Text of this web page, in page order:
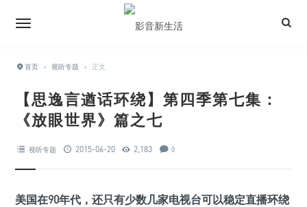
首页 › 视听专题 › 正文
【思逸言遒话环绕】第四季第七集：
《放眼世界》篇之七
视听专题 2015-06-20 2,183 0
美国在90年代，还只有少数几家电视台可以稳定直播环绕